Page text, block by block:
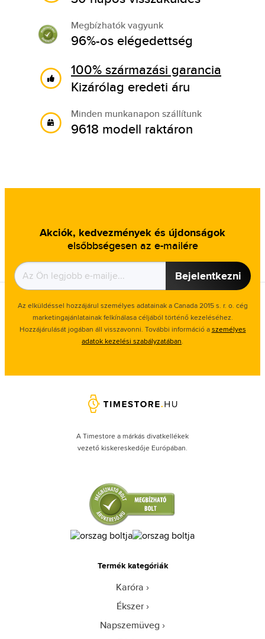
Megbízhatók vagyunk
96%-os elégedettség
100% származási garancia
Kizárólag eredeti áru
Minden munkanapon szállítunk
9618 modell raktáron
Akciók, kedvezmények és újdonságok
elsőbbségesen az e-mailére
Bejelentkezni
Az elküldéssel hozzájárul személyes adatainak a Canada 2015 s. r. o. cég
marketingajánlatainak felkínálasa céljából történő kezeléséhez.
Hozzájárulását jogában áll visszavonni. További információ aszemélyes
adatok kezelési szabályzatában.
A Timestore a márkás divatkellékek
vezető kiskereskedője Európában.
Termék kategóriák
Karóra
Ékszer
Napszemüveg